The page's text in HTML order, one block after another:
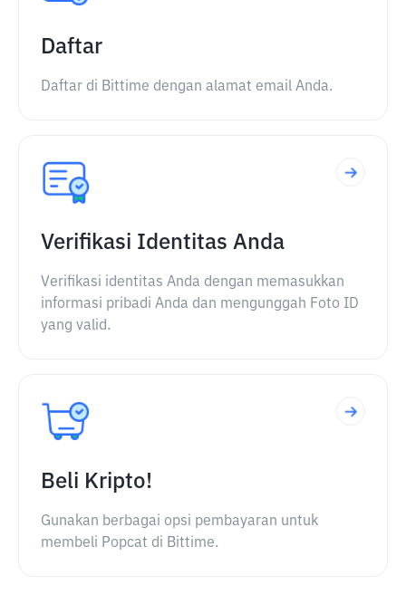
Daftar
Daftar di Bittime dengan alamat email Anda.
Verifikasi Identitas Anda
Verifikasi identitas Anda dengan memasukkan
informasi pribadi Anda dan mengunggah Foto ID
yang valid.
Beli Kripto!
Gunakan berbagai opsi pembayaran untuk
membeli Popcat di Bittime.